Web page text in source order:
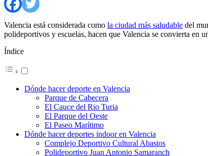
Valencia está considerada como la ciudad más saludable del
polideportivos y escuelas, hacen que Valencia se convierta en
Índice
Dónde hacer deporte en Valencia
Parque de Cabecera
El Cauce del Rio Turia
El Parque del Oeste
El Paseo Marítimo
Dónde hacer deportes indoor en Valencia
Complejo Deportivo Cultural Abastos
Polideportivo Juan Antonio Samaranch